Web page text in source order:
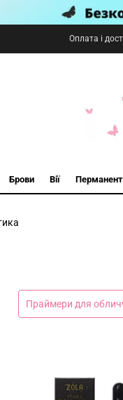
Оплата і
Брови Вії
Праймери для